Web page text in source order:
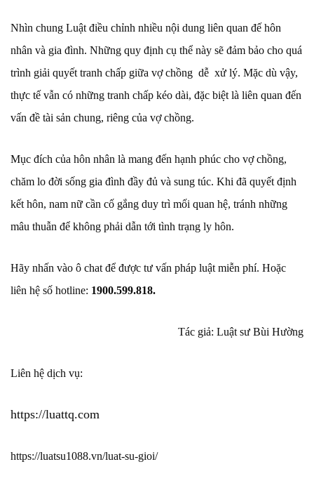
Nhìn chung Luật điều chỉnh nhiều nội dung liên quan đế hôn
nhân và gia đình. Những quy định cụ thể này sẽ đảm bảo cho quá
trình giải quyết tranh chấp giữa vợ chồng dễ xử lý. Mặc dù vậy,
thực tế vẫn có những tranh chấp kéo dài, đặc biệt là liên quan đến
vấn đề tài sản chung, riêng của vợ chồng.
Mục đích của hôn nhân là mang đến hạnh phúc cho vợ chồng,
chăm lo đời sống gia đình đầy đủ và sung túc. Khi đã quyết định
kết hôn, nam nữ cần cố gắng duy trì mối quan hệ, tránh những
mâu thuẫn để không phải dẫn tới tình trạng ly hôn.
Hãy nhấn vào ô chat để được tư vấn pháp luật miễn phí. Hoặc
liên hệ số hotline: 1900.599.818.
Tác giả: Luật sư Bùi Hường
Liên hệ dịch vụ:
https://luattq.com
https://luatsu1088.vn/luat-su-gioi/